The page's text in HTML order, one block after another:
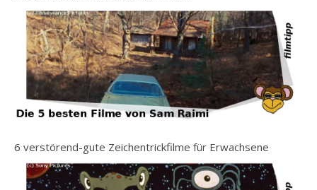
6 verstörend-gute Zeichentrickfilme für Erwachsene